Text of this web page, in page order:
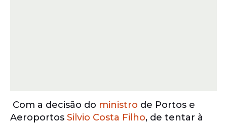
Com a decisão do ministro de Portos e
Aeroportos Silvio Costa Filho, de tentar à